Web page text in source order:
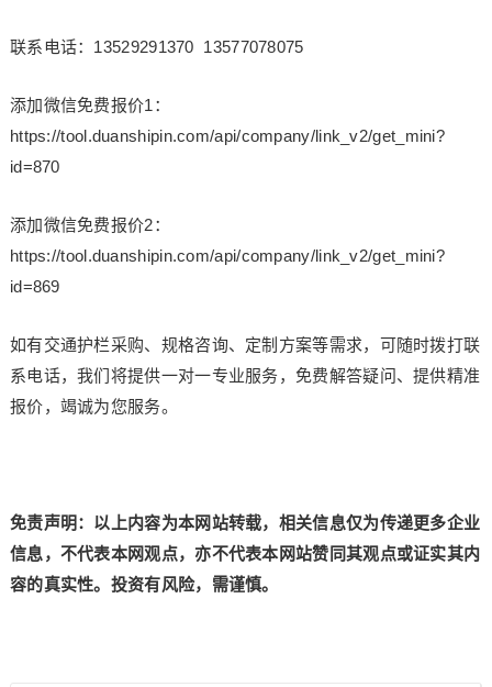
联系电话：13529291370 13577078075
添加微信免费报价1：
https://tool.duanshipin.com/api/company/link_v2/get_mini?
id=870
添加微信免费报价2：
https://tool.duanshipin.com/api/company/link_v2/get_mini?
id=869
如有交通护栏采购、规格咨询、定制方案等需求，可随时拨打联
系电话，我们将提供一对一专业服务，免费解答疑问、提供精准
报价，竭诚为您服务。
免责声明：以上内容为本网站转载，相关信息仅为传递更多企业
信息，不代表本网观点，亦不代表本网站赞同其观点或证实其内
容的真实性。投资有风险，需谨慎。